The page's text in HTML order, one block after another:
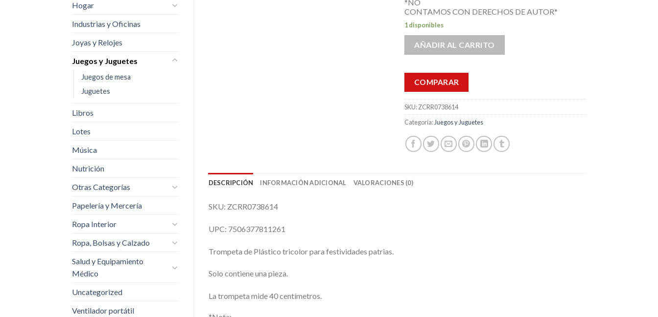
Hogar
Industrias y Oficinas
Joyas y Relojes
Juegos y Juguetes
Juegos de mesa
Juguetes
Libros
Lotes
Música
Nutrición
Otras Categorías
Papelería y Mercería
Ropa Interior
Ropa, Bolsas y Calzado
Salud y Equipamiento
Médico
Uncategorized
Ventilador portátil
*NO
CONTAMOS CON DERECHOS DE AUTOR*
1 disponibles
AÑADIR AL CARRITO
COMPARAR
SKU:ZCRR0738614
Categoría: Juegos y Juguetes
DESCRIPCIÓN INFORMACIÓN ADICIONAL VALORACIONES (0)
SKU: ZCRR0738614
UPC: 7506377811261
Trompeta de Plástico tricolor para festividades patrias.
Solo contiene una pieza.
La trompeta mide 40 centímetros.